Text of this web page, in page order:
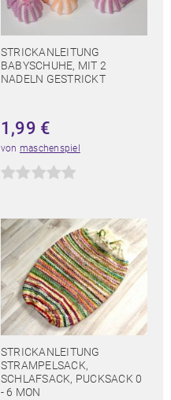
STRICKANLEITUNG
BABYSCHUHE, MIT 2
NADELN GESTRICKT
1,99 €
von maschenspiel
STRICKANLEITUNG
STRAMPELSACK,
SCHLAFSACK, PUCKSACK 0
- 6 MON